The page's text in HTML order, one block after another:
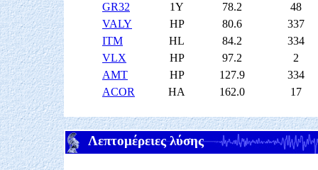
GR32
1Y 78.2
48
VALY
HP 80.6
337
ITM
HL 84.2
334
VLX
HP 97.2
2
AMT
HP 127.9
334
ACOR
HA 162.0 17
Λεπτομέρειες λύσης